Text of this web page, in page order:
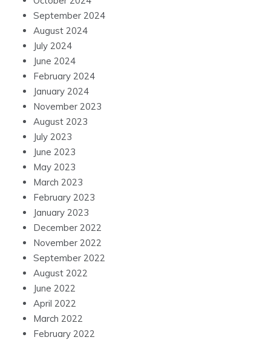
September 2024
August 2024
July 2024
June 2024
February 2024
January 2024
November 2023
August 2023
July 2023
June 2023
May 2023
March 2023
February 2023
January 2023
December 2022
November 2022
September 2022
August 2022
June 2022
April 2022
March 2022
February 2022